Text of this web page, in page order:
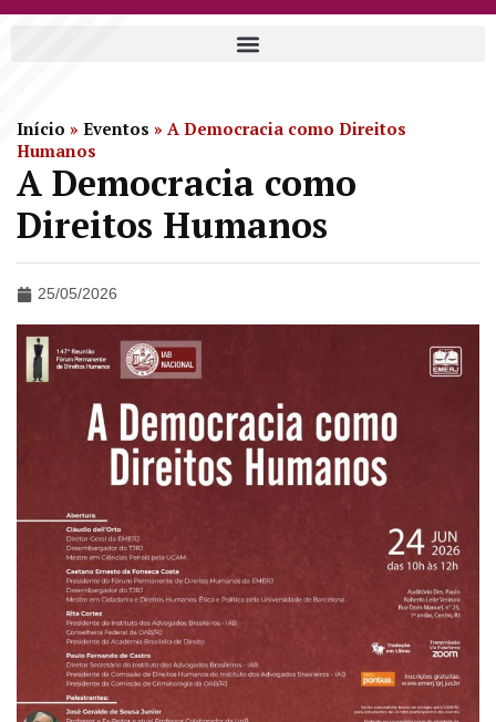
Início » Eventos » A Democracia como Direitos
Humanos
A Democracia como
Direitos Humanos
25/05/2026